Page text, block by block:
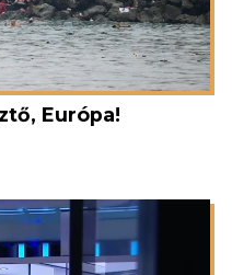
Európa!